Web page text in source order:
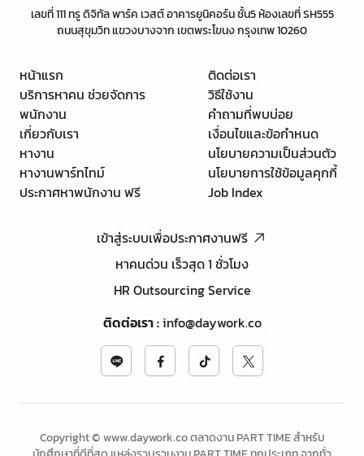
เลขที่ 111 ทรู ดิจิทัล พาร์ค เวสต์ อาคารยูนิคอร์น ชั้น5 ห้องเลขที่ SH555
ถนนสุขุมวิท แขวงบางจาก เขตพระโขนง กรุงเทพ 10260
หน้าแรก
บริการหาคน ช่วยจัดการ
พนักงาน
เกี่ยวกับเรา
หางาน
หางานพาร์ทไทม์
ประกาศหาพนักงาน ฟรี
ติดต่อเรา
วิธีใช้งาน
คำถามที่พบบ่อย
เงื่อนไขและข้อกำหนด
นโยบายความเป็นส่วนตัว
นโยบายการใช้ข้อมูลคุกกี้
Job Index
เข้าสู่ระบบเพื่อประกาศงานฟรี
หาคนด่วน เร็วสุด 1 ชั่วโมง
HR Outsourcing Service
ติดต่อเรา:info@daywork.co
Copyright © www.daywork.co ตลาดงาน PART TIME สำหรับ